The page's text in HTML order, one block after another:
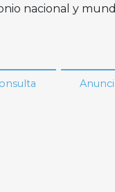
nacional y